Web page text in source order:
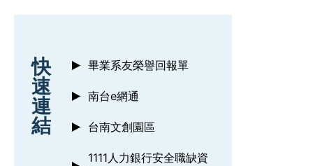
:::
快
速
連
結
畢業系友榮譽回報單
南台e網通
台南文創園區
1111人力銀行安全職缺資